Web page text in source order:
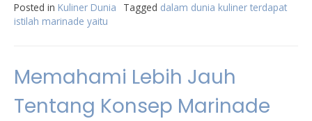
Posted in Kuliner Dunia Tagged dalam dunia kuliner terdapat
istilah marinade yaitu
Memahami Lebih Jauh
Tentang Konsep Marinade